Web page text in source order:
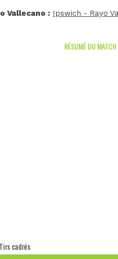
Vallecano : Ipswich - Rayo
RÉSUMÉ DU MATCH
Tirs cadrés